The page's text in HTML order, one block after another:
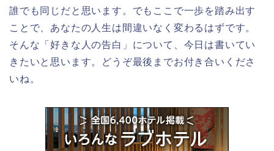
誰でも同じだと思います。でもここで一歩を踏み出す
ことで、あなたの人生は間違いなく変わるはずです。
そんな「好きな人の告白」について、今日は書いてい
きたいと思います。どうぞ最後までお付き合いくださ
いね。